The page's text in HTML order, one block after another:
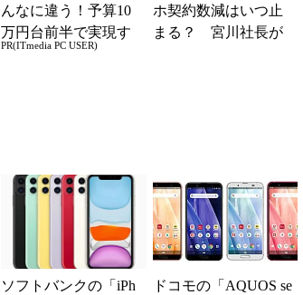
んなに違う！予算10
万円台前半で実現す
る快適PCライフ
PR(ITmedia PC USER)
ホ契約数減はいつ止
まる？ 宮川社長が
ソフトバンクの「iPh
ドコモの「AQUOS se